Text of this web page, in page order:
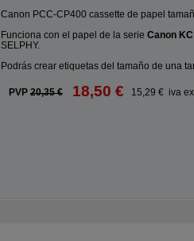
Canon PCC-CP400 cassette de papel
Funciona con el papel de la serie Canon KC
SELPHY.
Podrás crear etiquetas del tamaño de una
PVP 20,35 € 18,50 € 15,29 € iva ex